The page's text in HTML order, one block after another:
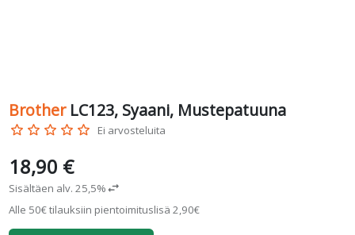
Brother LC123, Syaani, Mustepatuuna
star_border star_border star_border star_border star_border Ei arvosteluita
18,90 €
Sisältäen alv. 25,5%swap_horiz
Alle 50€ tilauksiin pientoimituslisä 2,90€